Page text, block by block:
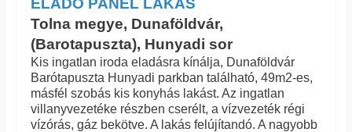
Tolna megye, Dunaföldvár,
(Barotapuszta), Hunyadi sor
Kis ingatlan iroda eladásra kínálja, Dunaföldvár
Barótapuszta Hunyadi parkban található, 49m2-es,
másfél szobás kis konyhás lakást. Az ingatlan
villanyvezetéke részben cserélt, a vízvezeték régi
vízórás, gáz bekötve. A lakás felújítandó. A nagyobb